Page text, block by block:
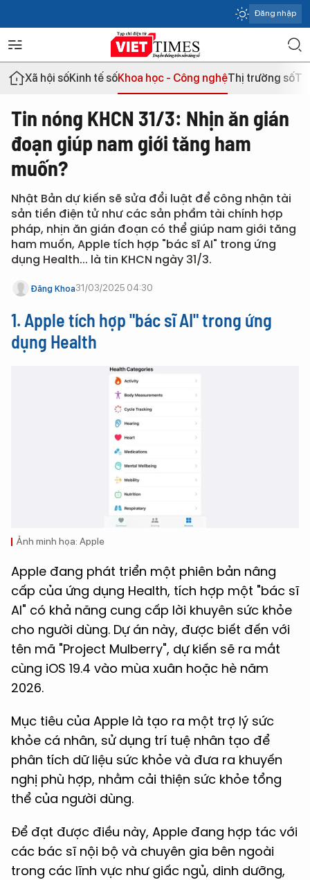
Đăng nhập
Xã hội sốKinh tế sốKhoa học - Công nghệThị trường số
Tin nóng KHCN 31/3: Nhịn ăn gián
đoạn giúp nam giới tăng ham
muốn?
Nhật Bản dự kiến sẽ sửa đổi luật để công nhận tài
sản tiền điện tử như các sản phẩm tài chính hợp
pháp, nhịn ăn gián đoạn có thể giúp nam giới tăng
ham muốn, Apple tích hợp "bác sĩ AI" trong ứng
dụng Health... là tin KHCN ngày 31/3.
Đăng Khoa31/03/2025 04:30
1. Apple tích hợp "bác sĩ AI" trong ứng
dụng Health
Ảnh minh họa: Apple
Apple đang phát triển một phiên bản nâng
cấp của ứng dụng Health, tích hợp một "bác sĩ
AI" có khả năng cung cấp lời khuyên sức khỏe
cho người dùng. Dự án này, được biết đến với
tên mã "Project Mulberry", dự kiến sẽ ra mắt
cùng iOS 19.4 vào mùa xuân hoặc hè năm
2026.
Mục tiêu của Apple là tạo ra một trợ lý sức
khỏe cá nhân, sử dụng trí tuệ nhân tạo để
phân tích dữ liệu sức khỏe và đưa ra khuyến
nghị phù hợp, nhằm cải thiện sức khỏe tổng
thể của người dùng. ​
Để đạt được điều này, Apple đang hợp tác với
các bác sĩ nội bộ và chuyên gia bên ngoài
trong các lĩnh vực như giấc ngủ, dinh dưỡng,